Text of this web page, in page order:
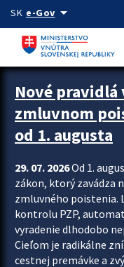
Preskocit na hlavný obsah
SK e-Govarrow_drop_down
Zastavit automatický posun
Nové
zmluvnom
od 1. augusta
29. 07. 2026Od 1.
zákon, ktorý zavádza
zmluvného poistenia.
kontrolu PZP,
vyradenie dlhodobo
Cieľom je radikálne
cestnej premávke a